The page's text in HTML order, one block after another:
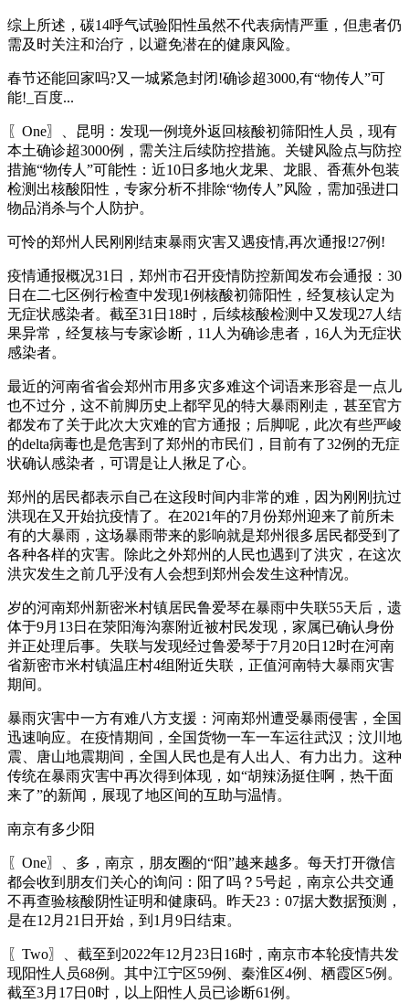
综上所述，碳14呼气试验阳性虽然不代表病情严重，但患者仍
需及时关注和治疗，以避免潜在的健康风险。
春节还能回家吗?又一城紧急封闭!确诊超3000,有“物传人”可
能!_百度...
〖One〗、昆明：发现一例境外返回核酸初筛阳性人员，现有
本土确诊超3000例，需关注后续防控措施。关键风险点与防控
措施“物传人”可能性：近10日多地火龙果、龙眼、香蕉外包装
检测出核酸阳性，专家分析不排除“物传人”风险，需加强进口
物品消杀与个人防护。
可怜的郑州人民刚刚结束暴雨灾害又遇疫情,再次通报!27例!
疫情通报概况31日，郑州市召开疫情防控新闻发布会通报：30
日在二七区例行检查中发现1例核酸初筛阳性，经复核认定为
无症状感染者。截至31日18时，后续核酸检测中又发现27人结
果异常，经复核与专家诊断，11人为确诊患者，16人为无症状
感染者。
最近的河南省省会郑州市用多灾多难这个词语来形容是一点儿
也不过分，这不前脚历史上都罕见的特大暴雨刚走，甚至官方
都发布了关于此次大灾难的官方通报；后脚呢，此次有些严峻
的delta病毒也是危害到了郑州的市民们，目前有了32例的无症
状确认感染者，可谓是让人揪足了心。
郑州的居民都表示自己在这段时间内非常的难，因为刚刚抗过
洪现在又开始抗疫情了。在2021年的7月份郑州迎来了前所未
有的大暴雨，这场暴雨带来的影响就是郑州很多居民都受到了
各种各样的灾害。除此之外郑州的人民也遇到了洪灾，在这次
洪灾发生之前几乎没有人会想到郑州会发生这种情况。
岁的河南郑州新密米村镇居民鲁爱琴在暴雨中失联55天后，遗
体于9月13日在荥阳海沟寨附近被村民发现，家属已确认身份
并正处理后事。失联与发现经过鲁爱琴于7月20日12时在河南
省新密市米村镇温庄村4组附近失联，正值河南特大暴雨灾害
期间。
暴雨灾害中一方有难八方支援：河南郑州遭受暴雨侵害，全国
迅速响应。在疫情期间，全国货物一车一车运往武汉；汶川地
震、唐山地震期间，全国人民也是有人出人、有力出力。这种
传统在暴雨灾害中再次得到体现，如“胡辣汤挺住啊，热干面
来了”的新闻，展现了地区间的互助与温情。
南京有多少阳
〖One〗、多，南京，朋友圈的“阳”越来越多。每天打开微信
都会收到朋友们关心的询问：阳了吗？5号起，南京公共交通
不再查验核酸阴性证明和健康码。昨天23：07据大数据预测，
是在12月21日开始，到1月9日结束。
〖Two〗、截至到2022年12月23日16时，南京市本轮疫情共发
现阳性人员68例。其中江宁区59例、秦淮区4例、栖霞区5例。
截至3月17日0时，以上阳性人员已诊断61例。